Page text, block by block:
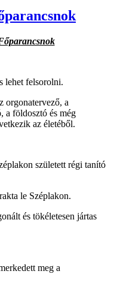
lehet felsorolni.
orgonatervező, a
a földosztó és még
az életéből.
született régi tanító
le Széplakon.
és tökéletesen jártas
meg a